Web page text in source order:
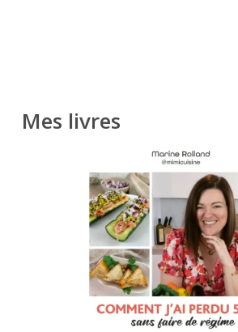
Mes livres